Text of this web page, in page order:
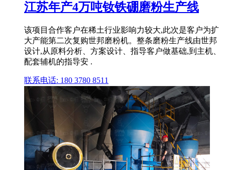
江苏年产4万吨钕铁硼磨粉生产线
该项目合作客户在稀土行业影响力较大,此次是客户为扩
大产能第二次复购世邦磨粉机。整条磨粉生产线由世邦
设计,从原料分析、方案设计、指导客户做基础,到主机、
配套辅机的指导安 .
联系电话: 180 3780 8511